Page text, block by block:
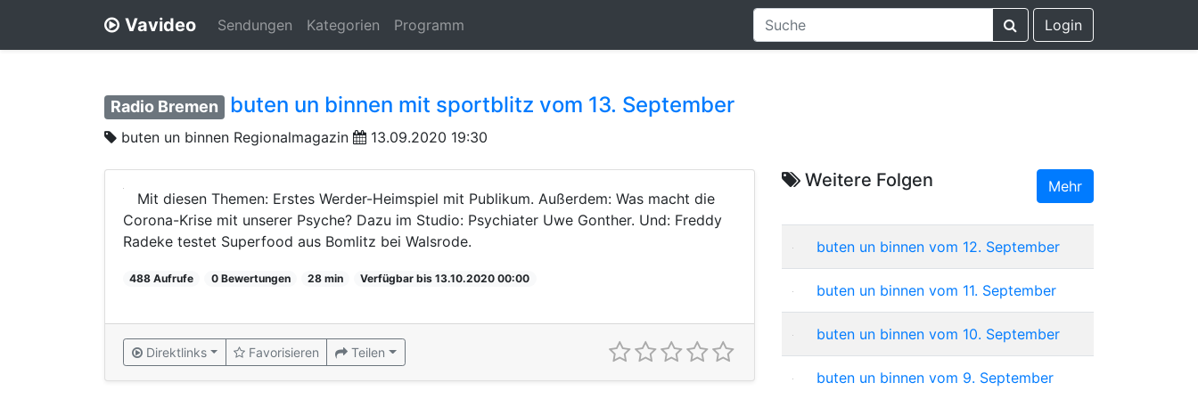
Vavideo Sendungen Kategorien Programm Login
Radio Bremen buten un binnen mit sportblitz vom 13. September
buten un binnen Regionalmagazin 13.09.2020 19:30
Mit diesen Themen: Erstes Werder-Heimspiel mit Publikum. Außerdem: Was macht die
Corona-Krise mit unserer Psyche? Dazu im Studio: Psychiater Uwe Gonther. Und: Freddy
Radeke testet Superfood aus Bomlitz bei Walsrode.
488 Aufrufe 0 Bewertungen 28 min Verfügbar bis 13.10.2020 00:00
Direktlinks Favorisieren Teilen
Weitere Folgen Mehr
buten un binnen vom 12. September
buten un binnen vom 11. September
buten un binnen vom 10. September
buten un binnen vom 9. September